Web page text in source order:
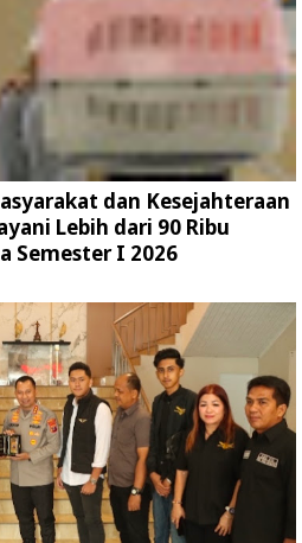
dan Kesejahteraan
Lebih dari 90 Ribu
Semester I 2026